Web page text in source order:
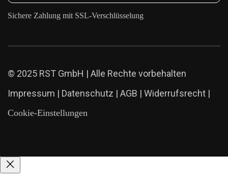
Sichere Zahlung mit SSL-Verschlüsselung
© 2025 RST GmbH | Alle Rechte vorbehalten
Impressum | Datenschutz | AGB | Widerrufsrecht |
Cookie-Einstellungen